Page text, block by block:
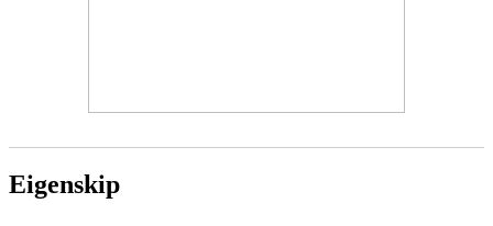
Eigenskip